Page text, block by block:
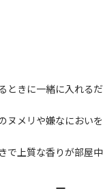
ときに一緒に入れる
ヌメリや嫌なにおい
で上質な香りが部屋中